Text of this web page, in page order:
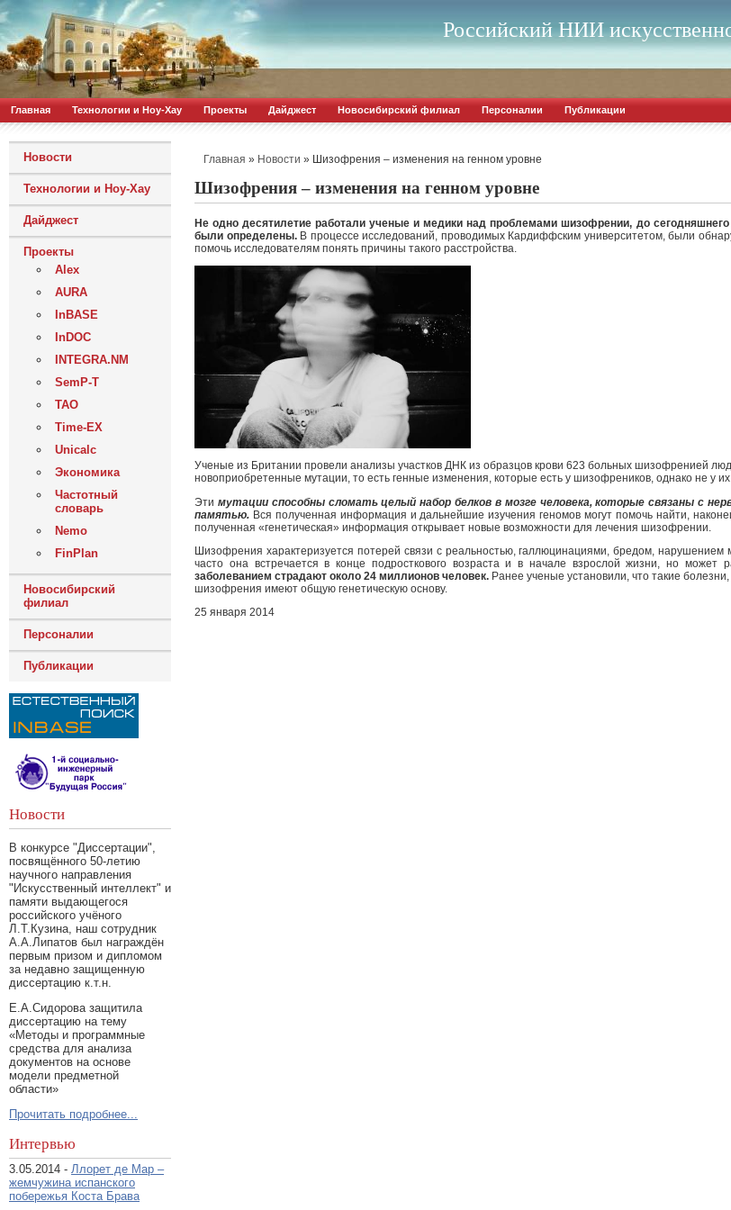
Российский НИИ
Главная Технологии и Ноу-Хау Проекты Дайджест Новосибирский филиал Персоналии Публикации
Новости
Технологии и Ноу-Хау
Дайджест
Проекты
Alex
AURA
InBASE
InDOC
INTEGRA.NM
SemP-T
ТАО
Time-EX
Unicalc
Экономика
Частотный
словарь
Nemo
FinPlan
Новосибирский
филиал
Персоналии
Публикации
Новости
В конкурсе "Диссертации",
посвящённого 50-летию
научного направления
"Искусственный интеллект" и
памяти выдающегося
российского учёного
Л.Т.Кузина, наш сотрудник
А.А.Липатов был награждён
первым призом и дипломом
за недавно защищенную
диссертацию к.т.н.
Е.А.Сидорова защитила
диссертацию на тему
«Методы и программные
средства для анализа
документов на основе
модели предметной
области»
Прочитать подробнее...
Интервью
3.05.2014 - Ллорет де Мар –
жемчужина испанского
побережья Коста Брава
Главная » Новости » Шизофрения – изменения на генном уровне
Шизофрения – изменения на генном уровне
Не одно десятилетие работали ученые и медики над проблемами шизофрении, до
были определены. В процессе исследований, проводимых Кардиффским университетом, были
помочь исследователям понять причины такого расстройства.
Ученые из Британии провели анализы участков ДНК из образцов крови 623 больных шизофренией
новоприобретенные мутации, то есть генные изменения, которые есть у шизофреников, однако не у
Эти мутации способны сломать целый набор белков в мозге человека, которые связаны с
памятью. Вся полученная информация и дальнейшие изучения геномов могут помочь найти,
полученная «генетическая» информация открывает новые возможности для лечения шизофрении.
Шизофрения характеризуется потерей связи с реальностью, галлюцинациями, бредом,
часто она встречается в конце подросткового возраста и в начале взрослой жизни, но может
заболеванием страдают около 24 миллионов человек. Ранее ученые установили, что такие
шизофрения имеют общую генетическую основу.
25 января 2014